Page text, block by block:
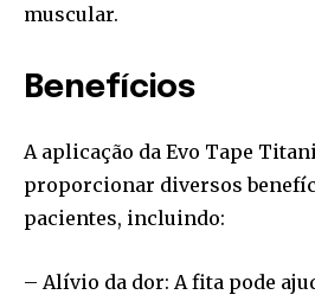
muscular.
Benefícios
A aplicação da Evo Tape
proporcionar diversos
pacientes, incluindo:
– Alívio da dor: A fita pode